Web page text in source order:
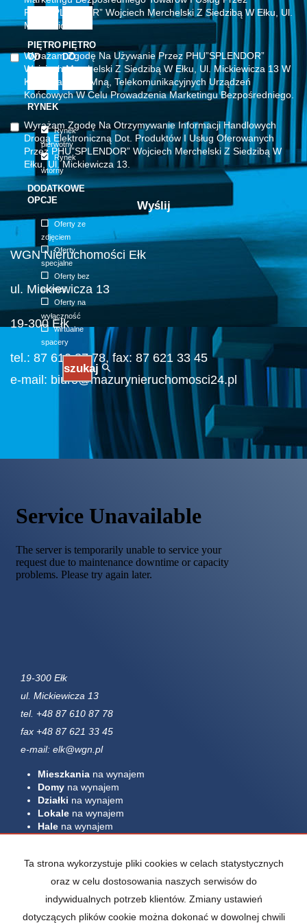
PIĘTRO
OD
PIĘTRO
DO
RYNEK
Rynek
pierwotny
Rynek
wtórny
DODATKOWE
OPCJE
Oferty ze
zdjęciem
Oferty
specjalne
Oferty bez
prowizji
Oferty na
wyłączność
wirtualne
spacery
szukaj
PHU”SPLENDOR” Wojciech Merchelski Z Siedzibą W Ełku, Ul.
Mickiewicza 13.
Wyrażam Zgodę Na Używanie Przez PHU”SPLENDOR”
Wojciech Merchelski Z Siedzibą W Ełku, Ul. Mickiewicza 13 W
Kontaktach Ze Mną, Telekomunikacyjnych Urządzeń
Końcowych W Celu Prowadzenia Marketingu Bezpośredniego.
Wyrażam Zgodę Na Otrzymywanie Informacji Handlowych
Drogą Elektroniczną Dot. Produktów I Usług Oferowanych
Przez PHU”SPLENDOR” Wojciech Merchelski Z Siedzibą W
Ełku, Ul. Mickiewicza 13.
WGN Nieruchomości Ełk
ul. Mickiewicza 13
19-300 Ełk
tel.: 87 610 87 78, fax: 87 621 33 45
e-mail: biuro@mazurynieruchomosci24.pl
19-300 Ełk
ul. Mickiewicza 13
tel. +48 87 610 87 78
fax +48 87 621 33 45
e-mail: elk@wgn.pl
Mieszkania na wynajem
Domy na wynajem
Działki na wynajem
Lokale na wynajem
Hale na wynajem
Mieszkaniana sprzedaż
Działkina sprzedaż
Lokalena sprzedaż
Halena sprzedaż
Ta strona wykorzystuje pliki cookies w celach statystycznych
oraz w celu dostosowania naszych serwisów do
indywidualnych potrzeb klientów. Zmiany ustawień
dotyczących plików cookie można dokonać w dowolnej chwili